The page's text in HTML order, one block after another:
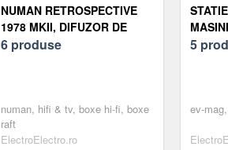
NUMAN RETROSPECTIVE
1978 MKII, DIFUZOR DE
RAFT PE 3 CĂI, NUC
6 produse
numan, hifi & tv, boxe hi-fi, boxe
raft
ElectroElectro.ro
5
ev-